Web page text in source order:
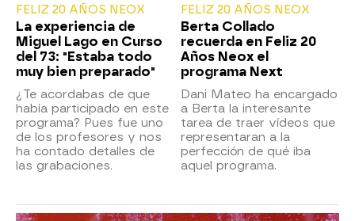
FELIZ 20 AÑOS NEOX
La experiencia de
Miguel Lago en Curso
del 73: "Estaba todo
muy bien preparado"
¿Te acordabas de que
había participado en este
programa? Pues fue uno
de los profesores y nos
ha contado detalles de
las grabaciones.
FELIZ 20 AÑOS NEOX
Berta Collado
recuerda en Feliz 20
Años Neox el
programa Next
Dani Mateo ha encargado
a Berta la interesante
tarea de traer vídeos que
representaran a la
perfección de qué iba
aquel programa.